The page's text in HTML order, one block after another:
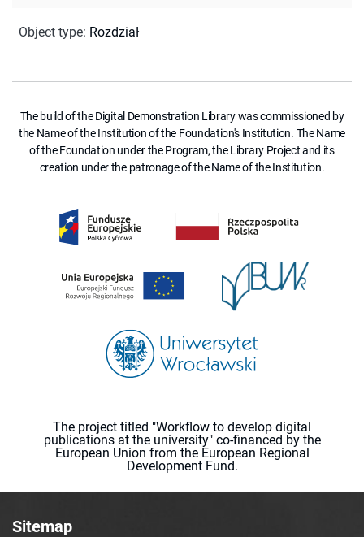
Object type: Rozdział
The build of the Digital Demonstration Library was commissioned by
the Name of the Institution of the Foundation's Institution. The Name
of the Foundation under the Program, the Library Project and its
creation under the patronage of the Name of the Institution.
The project titled "Workflow to develop digital
publications at the university" co-financed by the
European Union from the European Regional
Development Fund.
Sitemap